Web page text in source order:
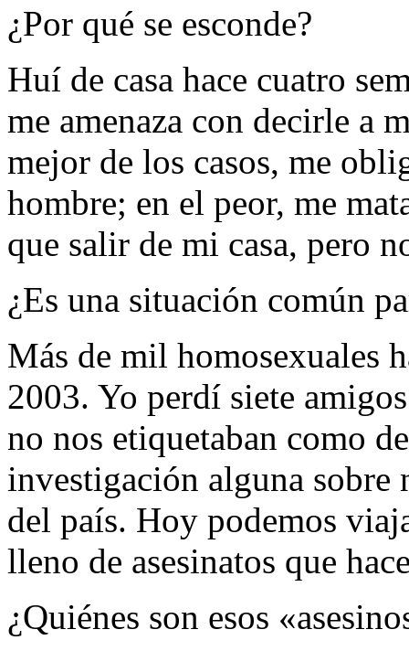
¿Por qué se esconde?
Huí de casa hace cuatro
me amenaza con decirle a
mejor de los casos, me
hombre; en el peor, me
que salir de mi casa, pero
¿Es una situación común
Más de mil homosexuales
2003. Yo perdí siete
no nos etiquetaban como
investigación alguna sobre
del país. Hoy podemos
lleno de asesinatos que
¿Quiénes son esos